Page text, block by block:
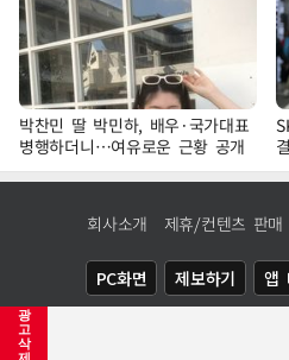
광
고
삭
박찬민 딸 박민하, 배우·국가대표
병행하더니…여유로운 근황 공개
회사소개 제휴/컨텐츠 판매
PC화면 제보하기 앱